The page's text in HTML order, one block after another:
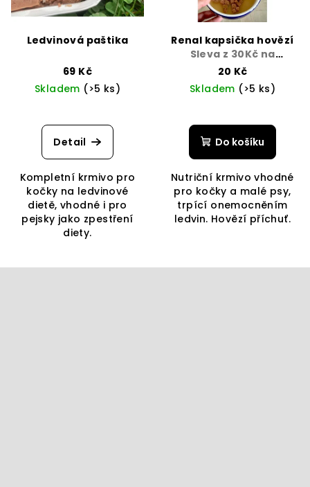
Ledvinová paštika
69 Kč
Skladem (>5 ks)
Detail
Kompletní krmivo pro
kočky na ledvinové
dietě, vhodné i pro
pejsky jako zpestření
diety.
Renal kapsička hovězí
Sleva z 30Kč na
20Kč/Expirace
20 Kč
Skladem (>5 ks)
Do košíku
Nutriční krmivo vhodné
pro kočky a malé psy,
trpící onemocněním
ledvin. Hovězí příchuť.